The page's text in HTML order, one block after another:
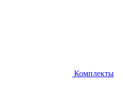
Комплекты